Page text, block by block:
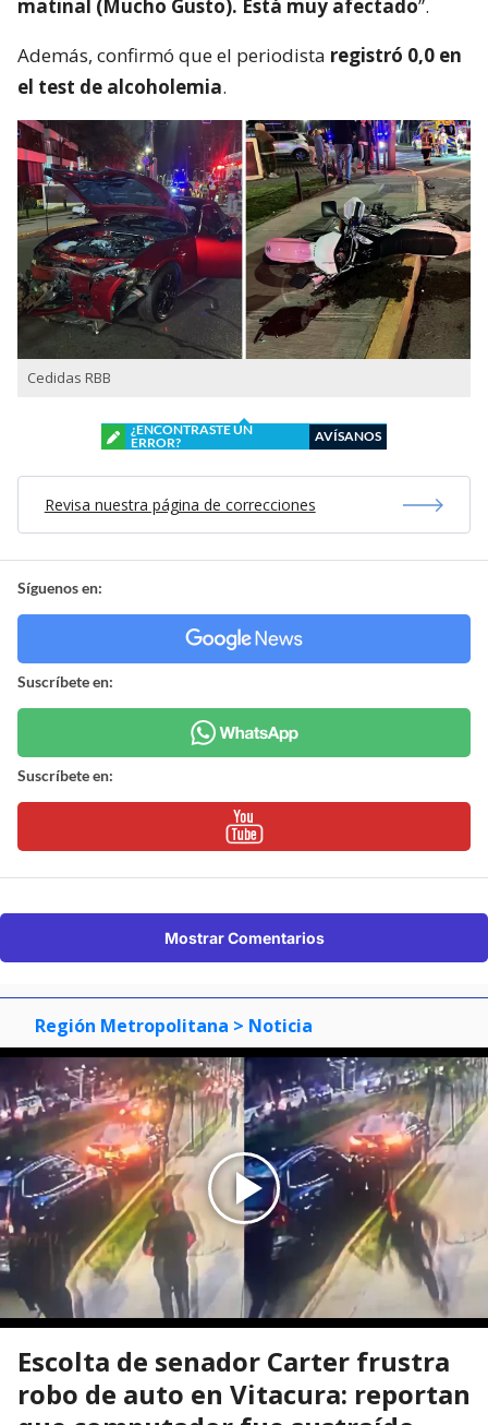
matinal (Mucho Gusto). Está muy afectado”.
Además, confirmó que el periodista registró 0,0 en
el test de alcoholemia.
Cedidas RBB
¿ENCONTRASTE UN
ERROR?
AVÍSANOS
Revisa nuestra página de correcciones
Síguenos en:
Suscríbete en:
Suscríbete en:
Mostrar Comentarios
Región Metropolitana > Noticia
Escolta de senador Carter frustra
robo de auto en Vitacura: reportan